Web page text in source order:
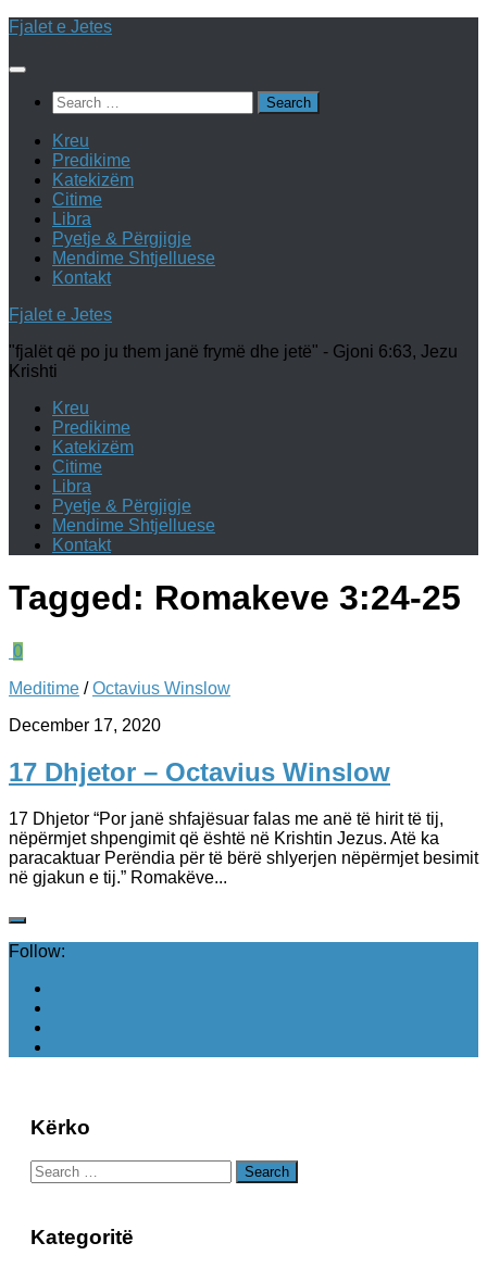
Skip
content
Fjalet e Jetes
Search
for:
Kreu
Predikime
Katekizëm
Citime
Libra
Pyetje & Përgjigje
Mendime Shtjelluese
Kontakt
Fjalet e Jetes
"fjalët që po ju them janë frymë dhe jetë" - Gjoni 6:63, Jezu
Krishti
Kreu
Predikime
Katekizëm
Citime
Libra
Pyetje & Përgjigje
Mendime Shtjelluese
Kontakt
Tagged: Romakeve 3:24-25
0
Meditime /Octavius Winslow
December 17, 2020
17 Dhjetor – Octavius Winslow
17 Dhjetor “Por janë shfajësuar falas me anë të hirit të tij,
nëpërmjet shpengimit që është në Krishtin Jezus. Atë ka
paracaktuar Perëndia për të bërë shlyerjen nëpërmjet besimit
në gjakun e tij.” Romakëve...
Follow:
Kërko
Search
for:
Kategoritë